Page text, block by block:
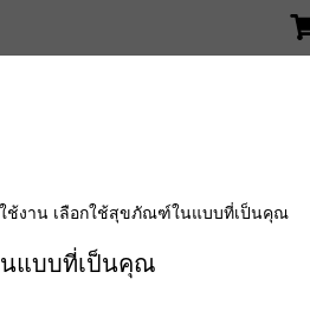
ช้งาน เลือกใช้สุขภัณฑ์ในแบบที่เป็นคุณ
นแบบที่เป็นคุณ